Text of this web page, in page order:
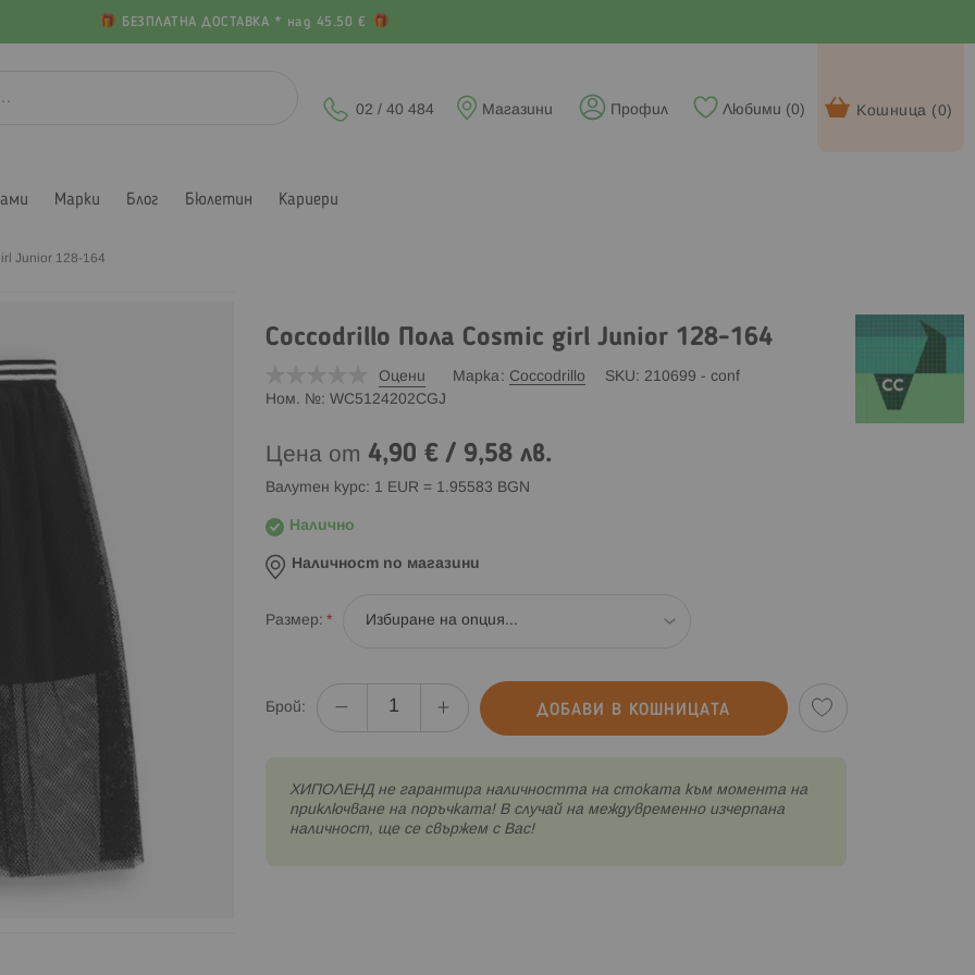
БЕЗПЛАТНА ДОСТАВКА * над 45.50 €
Кошница (0)
Любими (0)
Профил
Магазини
02 / 40 484
Марки Блог Бюлетин Кариери
Junior 128-164
Coccodrillo Пола Cosmic girl Junior 128-164
Оцени Марка Coccodrillo SKU
210699 - conf
Ном. №
WC5124202CGJ
Цена от 4,90 €/ 9,58 лв.
Валутен курс: 1 EUR = 1.95583 BGN
Налично
Наличност по магазини
Размер
Брой: ДОБАВИ В КОШНИЦАТА
XИПОЛЕНД не гарантира наличността на стоката към момента на
приключване на поръчката! В случай на междувременно изчерпана
наличност, ще се свържем с Вас!